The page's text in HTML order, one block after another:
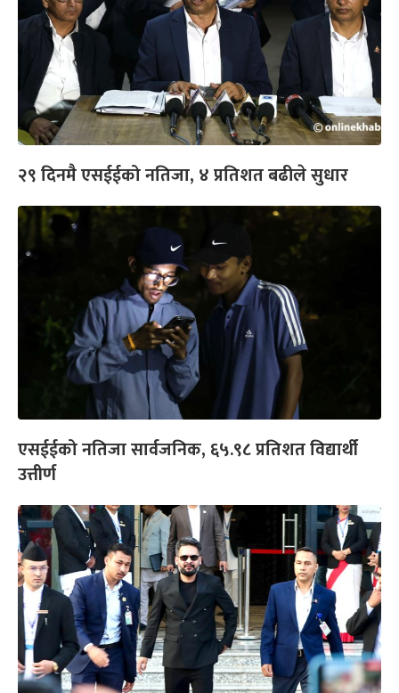
२९ दिनमै एसईईको नतिजा, ४ प्रतिशत बढीले सुधार
एसईईको नतिजा सार्वजनिक, ६५.९८ प्रतिशत विद्यार्थी
उत्तीर्ण